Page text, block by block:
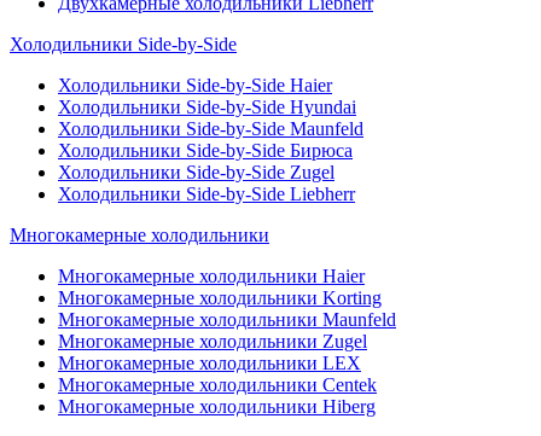
Холодильники Side-by-Side
Холодильники Side-by-Side Haier
Холодильники Side-by-Side Hyundai
Холодильники Side-by-Side Maunfeld
Холодильники Side-by-Side Бирюса
Холодильники Side-by-Side Zugel
Холодильники Side-by-Side Liebherr
Многокамерные холодильники
Многокамерные холодильники Haier
Многокамерные холодильники Korting
Многокамерные холодильники Maunfeld
Многокамерные холодильники Zugel
Многокамерные холодильники LEX
Многокамерные холодильники Centek
Многокамерные холодильники Hiberg